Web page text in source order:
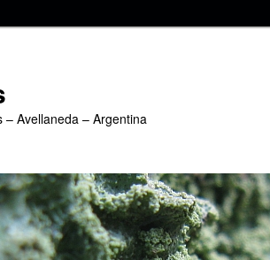
Avellaneda – Argentina